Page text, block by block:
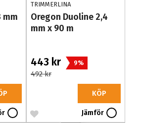
mm
TRIMMERLINA
Oregon Duoline 2,4
mm x 90 m
443 kr 9%
492 kr
KÖP
Jämför